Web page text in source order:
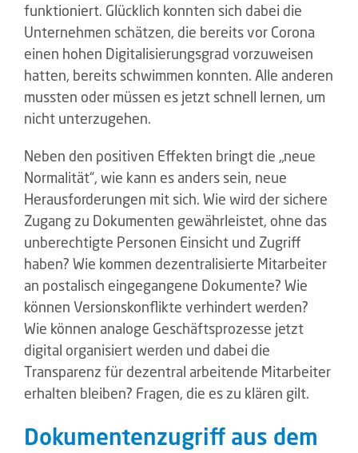
funktioniert. Glücklich konnten sich dabei die
Unternehmen schätzen, die bereits vor Corona
einen hohen Digitalisierungsgrad vorzuweisen
hatten, bereits schwimmen konnten. Alle anderen
mussten oder müssen es jetzt schnell lernen, um
nicht unterzugehen.
Neben den positiven Effekten bringt die „neue
Normalität“, wie kann es anders sein, neue
Herausforderungen mit sich. Wie wird der sichere
Zugang zu Dokumenten gewährleistet, ohne das
unberechtigte Personen Einsicht und Zugriff
haben? Wie kommen dezentralisierte Mitarbeiter
an postalisch eingegangene Dokumente? Wie
können Versionskonflikte verhindert werden?
Wie können analoge Geschäftsprozesse jetzt
digital organisiert werden und dabei die
Transparenz für dezentral arbeitende Mitarbeiter
erhalten bleiben? Fragen, die es zu klären gilt.
Dokumentenzugriff aus dem